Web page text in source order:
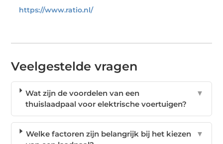
https://www.ratio.nl/
Veelgestelde vragen
Wat zijn de voordelen van een
thuislaadpaal voor elektrische voertuigen?
▼
Welke factoren zijn belangrijk bij het kiezen
▼